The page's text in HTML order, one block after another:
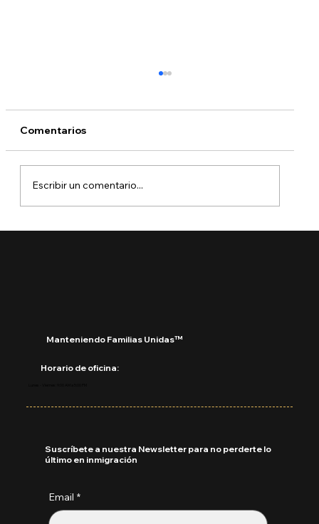
Comentarios
Escribir un comentario...
Manteniendo Familias Unidas™
Horario de oficina:
Email *
Suscríbete a nuestra Newsletter para no perderte lo
último en inmigración